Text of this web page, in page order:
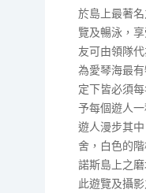
於島上最著
覽及暢泳，
友可由領隊
為愛琴海最
定下皆必須
予每個遊人
遊人漫步其
舍，白色的
諾斯島上之
此遊覽及攝